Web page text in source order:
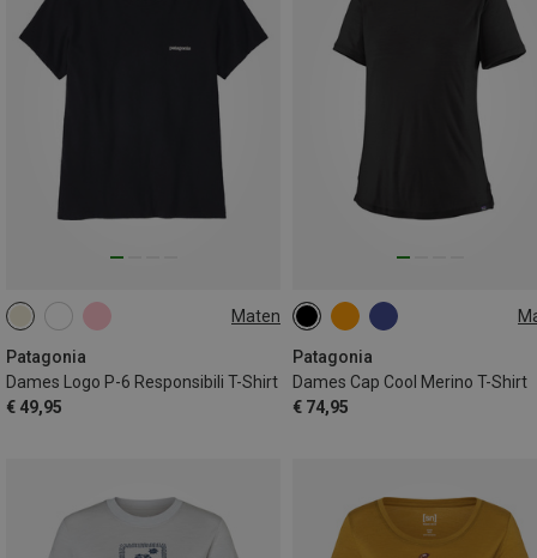
Maten
Patagonia
Dames Logo P-6 Responsibili T-Shirt
€ 49,95
XS
Patagonia
Dames Cap Cool Merino T-Shirt
€ 74,95
XS S M